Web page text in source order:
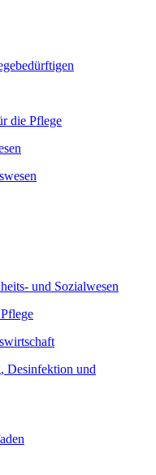
die Pflege
und Sozialwesen
Desinfektion und